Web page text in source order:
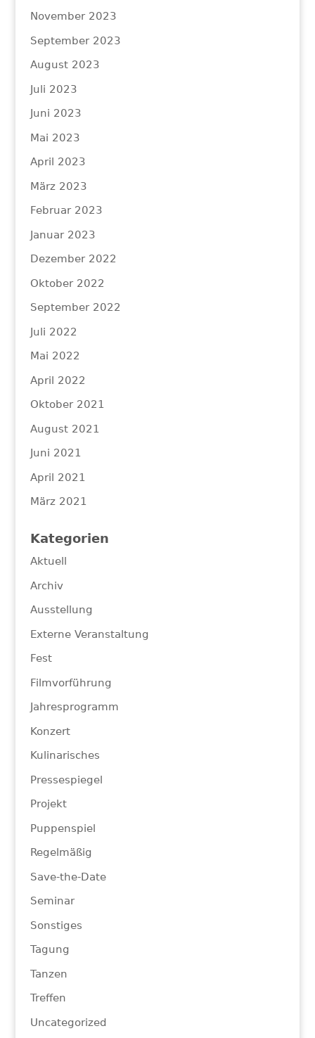
November 2023
September 2023
August 2023
Juli 2023
Juni 2023
Mai 2023
April 2023
März 2023
Februar 2023
Januar 2023
Dezember 2022
Oktober 2022
September 2022
Juli 2022
Mai 2022
April 2022
Oktober 2021
August 2021
Juni 2021
April 2021
März 2021
Kategorien
Aktuell
Archiv
Ausstellung
Externe Veranstaltung
Fest
Filmvorführung
Jahresprogramm
Konzert
Kulinarisches
Pressespiegel
Projekt
Puppenspiel
Regelmäßig
Save-the-Date
Seminar
Sonstiges
Tagung
Tanzen
Treffen
Uncategorized